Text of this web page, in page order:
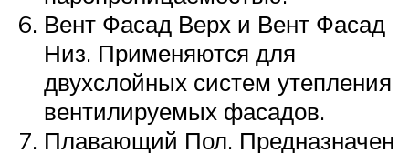
Вент Фасад Верх и Вент Фасад
Низ. Применяются для
двухслойных систем утепления
вентилируемых фасадов.
Плавающий Пол. Предназначен